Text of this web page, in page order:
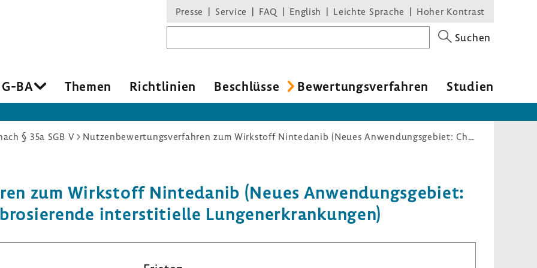
Presse Service FAQ English Leichte Sprache Hoher Kontrast
Suchen
BA Themen Richt­li­nien Beschlüsse Bewer­tungs­ver­fahren Studien
§ 35a SGB V Nutzenbewertungsverfahren zum Wirkstoff Nintedanib (Neues Anwendungsgebiet: Chronische progredient fibrosierende interstitielle Lungenerkrankungen)
zum Wirk­stoff Ninte­danib (Neues Anwen­dungs­ge­biet:
inter­s­ti­ti­elle Lungen­er­kran­kungen)